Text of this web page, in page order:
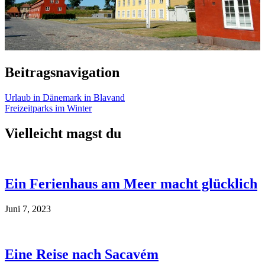
Beitragsnavigation
Urlaub in Dänemark in Blavand
Freizeitparks im Winter
Vielleicht magst du
Ein Ferienhaus am Meer macht glücklich
Juni 7, 2023
Eine Reise nach Sacavém